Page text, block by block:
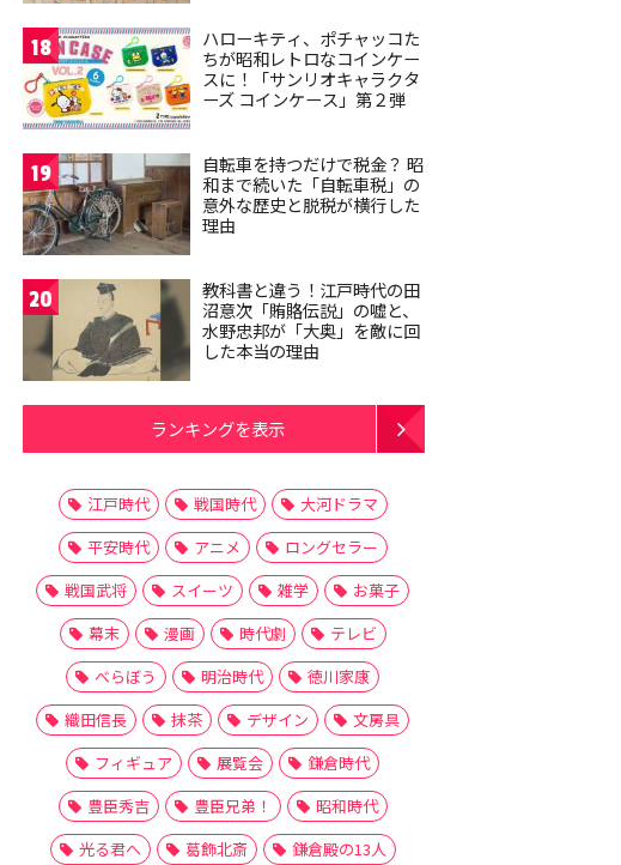
18
ハローキティ、ポチャッコた
ちが昭和レトロなコインケー
スに！「サンリオキャラクタ
ーズ コインケース」第２弾
19
自転車を持つだけで税金？ 昭
和まで続いた「自転車税」の
意外な歴史と脱税が横行した
理由
20
教科書と違う！江戸時代の田
沼意次「賄賂伝説」の嘘と、
水野忠邦が「大奥」を敵に回
した本当の理由
ランキングを表示
江戸時代 戦国時代
大河ドラマ
平安時代
アニメ
ロングセラー
戦国武将
スイーツ 雑学
お菓子
幕末
漫画 時代劇
テレビ
べらぼう
明治時代
徳川家康
織田信長
抹茶 デザイン
文房具
フィギュア
展覧会
鎌倉時代
豊臣秀吉
豊臣兄弟！
昭和時代
光る君へ
葛飾北斎 鎌倉殿の13人